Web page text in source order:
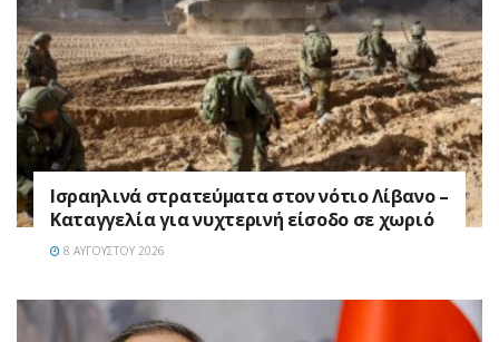
Ισραηλινά στρατεύματα στον νότιο Λίβανο –
Καταγγελία για νυχτερινή είσοδο σε χωριό
8 ΑΥΓΟΎΣΤΟΥ 2026